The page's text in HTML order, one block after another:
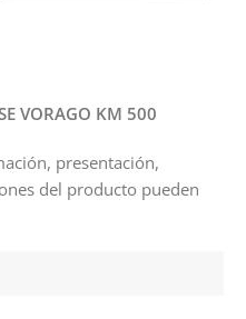
VORAGO KM 500
presentación,
del producto pueden